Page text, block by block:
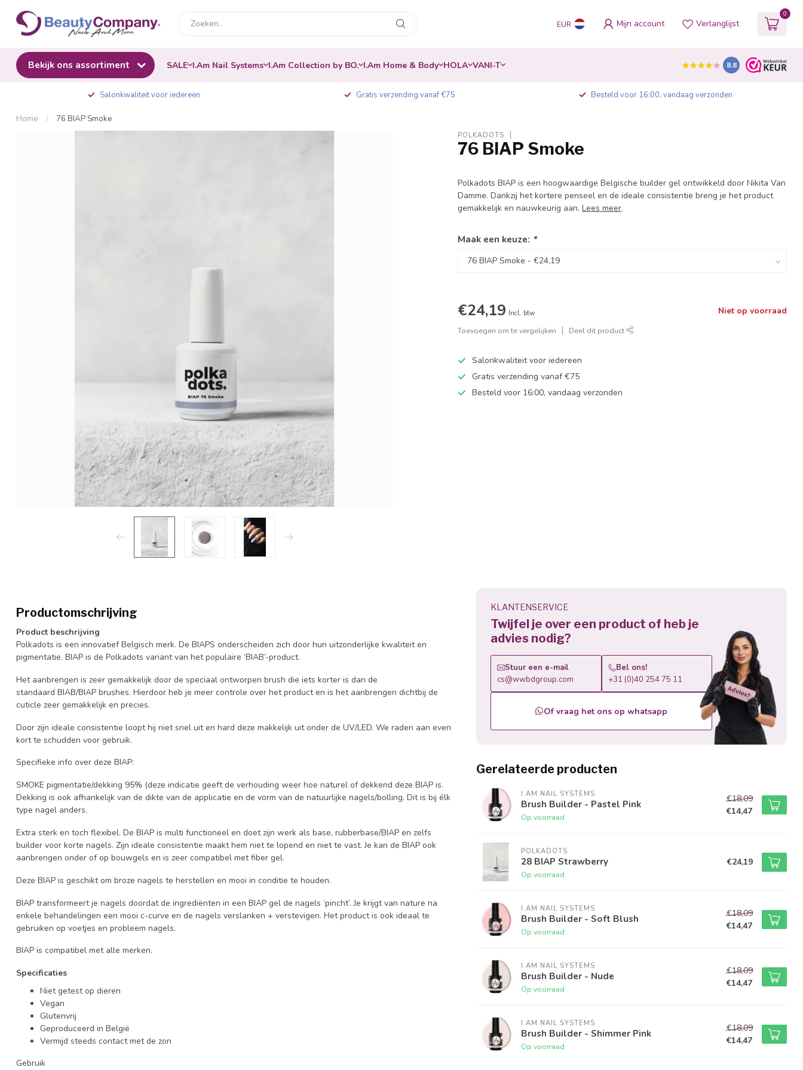
EUR Mijn account Verlanglijst
0
Bekijk ons assortiment SALE I.Am Nail Systems I.Am Collection by BO. I.Am Home & Body HOLA VANI-T 8.8
Salonkwaliteit voor iedereen Gratis verzending vanaf €75 Besteld voor 16:00, vandaag verzonden
Home / 76 BIAP Smoke
POLKADOTS
76 BIAP Smoke
Polkadots BIAP is een hoogwaardige Belgische builder gel ontwikkeld door Nikita Van
Damme. Dankzij het kortere penseel en de ideale consistentie breng je het product
gemakkelijk en nauwkeurig aan.Lees meer.
Maak een keuze: *
€24,19 Incl. btw Niet op voorraad
Toevoegen om te vergelijken Deel dit product
Salonkwaliteit voor iedereen
Gratis verzending vanaf €75
Besteld voor 16:00, vandaag verzonden
Productomschrijving
Product beschrijving
Polkadots is een innovatief Belgisch merk. De BIAPS onderscheiden zich door hun uitzonderlijke kwaliteit en
pigmentatie. BIAP is de Polkadots variant van het populaire ‘BIAB’-product.
Het aanbrengen is zeer gemakkelijk door de speciaal ontworpen brush die iets korter is dan de
standaard BIAB/BIAP brushes. Hierdoor heb je meer controle over het product en is het aanbrengen dichtbij de
cuticle zeer gemakkelijk en precies.
Door zijn ideale consistentie loopt hij niet snel uit en hard deze makkelijk uit onder de UV/LED. We raden aan even
kort te schudden voor gebruik.
Specifieke info over deze BIAP:
SMOKE pigmentatie/dekking 95% (deze indicatie geeft de verhouding weer hoe naturel of dekkend deze BIAP is.
Dekking is ook afhankelijk van de dikte van de applicatie en de vorm van de natuurlijke nagels/bolling. Dit is bij élk
type nagel anders.
Extra sterk en toch flexibel. De BIAP is multi functioneel en doet zijn werk als base, rubberbase/BIAP en zelfs
builder voor korte nagels. Zijn ideale consistentie maakt hem niet te lopend en niet te vast. Je kan de BIAP ook
aanbrengen onder of op bouwgels en is zeer compatibel met fiber gel.
Deze BIAP is geschikt om broze nagels te herstellen en mooi in conditie te houden.
BIAP transformeert je nagels doordat de ingrediënten in een BIAP gel de nagels ‘pincht’. Je krijgt van nature na
enkele behandelingen een mooi c-curve en de nagels verslanken + verstevigen. Het product is ook ideaal te
gebruiken op voetjes en probleem nagels.
BIAP is compatibel met alle merken.
Specificaties
Niet getest op dieren
Vegan
Glutenvrij
Geproduceerd in België
Vermijd steeds contact met de zon
Gebruik
KLANTENSERVICE
Twijfel je over een product of heb je
advies nodig?
Stuur een e-mail
cs@wwbdgroup.com
Bel ons!
+31 (0)40 254 75 11
Of vraag het ons op whatsapp
Gerelateerde producten
I.AM NAIL SYSTEMS
Brush Builder - Pastel Pink
Op voorraad
€18,09
€14,47
POLKADOTS
28 BIAP Strawberry
Op voorraad
€24,19
I.AM NAIL SYSTEMS
Brush Builder - Soft Blush
Op voorraad
€18,09
€14,47
I.AM NAIL SYSTEMS
Brush Builder - Nude
Op voorraad
€18,09
€14,47
I.AM NAIL SYSTEMS
Brush Builder - Shimmer Pink
Op voorraad
€18,09
€14,47